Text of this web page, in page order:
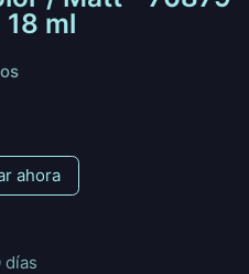
ml
ahora
días